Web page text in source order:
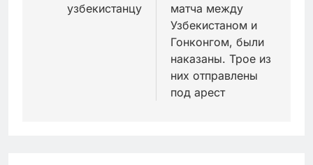
узбекистанцу
матча между
Узбекистаном и
Гонконгом, были
наказаны. Трое из
них отправлены
под арест